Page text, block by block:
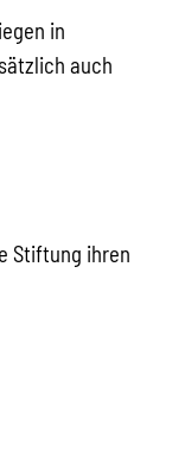
in
auch
Stiftung ihren